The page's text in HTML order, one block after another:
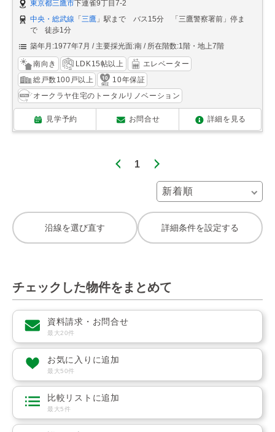
東京都三鷹市下連雀9丁目7-2
中央・総武線 「 三鷹 」駅まで バス15分 「三鷹警察署前」停ま
で 徒歩1分
築年月:1977年7月
主要採光面:南 所在階数:1階・地上7階
南向き LDK15帖以上
エレベーター
総戸数100戸以上
10年保証
オークラヤ住宅のトータルリノベーション
見学予約 お問合せ 詳細を見る
1
沿線を選び直す 詳細条件を設定する
チェックした物件をまとめて
資料請求・お問合せ
最大20件
お気に入りに追加
最大50件
比較リストに追加
最大5件